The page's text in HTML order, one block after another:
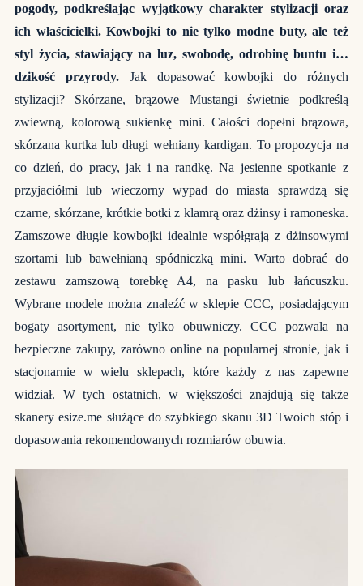
pogody, podkreślając wyjątkowy charakter stylizacji oraz
ich właścicielki. Kowbojki to nie tylko modne buty, ale też
styl życia, stawiający na luz, swobodę, odrobinę buntu i…
dzikość przyrody.Jak dopasować kowbojki do różnych
stylizacji? Skórzane, brązowe Mustangi świetnie podkreślą
zwiewną, kolorową sukienkę mini. Całości dopełni brązowa,
skórzana kurtka lub długi wełniany kardigan. To propozycja na
co dzień, do pracy, jak i na randkę. Na jesienne spotkanie z
przyjaciółmi lub wieczorny wypad do miasta sprawdzą się
czarne, skórzane, krótkie botki z klamrą oraz dżinsy i ramoneska.
Zamszowe długie kowbojki idealnie współgrają z dżinsowymi
szortami lub bawełnianą spódniczką mini. Warto dobrać do
zestawu zamszową torebkę A4, na pasku lub łańcuszku.
Wybrane modele można znaleźć w sklepieCCC, posiadającym
bogaty asortyment, nie tylko obuwniczy. CCC pozwala na
bezpieczne zakupy, zarówno online na popularnej stronie, jak i
stacjonarnie w wielu sklepach, które każdy z nas zapewne
widział. W tych ostatnich, w większości znajdują się także
skanery esize.me służące do szybkiego skanu 3D Twoich stóp i
dopasowania rekomendowanych rozmiarów obuwia.